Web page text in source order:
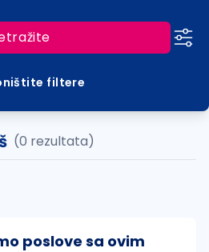
filtere
(0 rezultata)
poslove sa ovim